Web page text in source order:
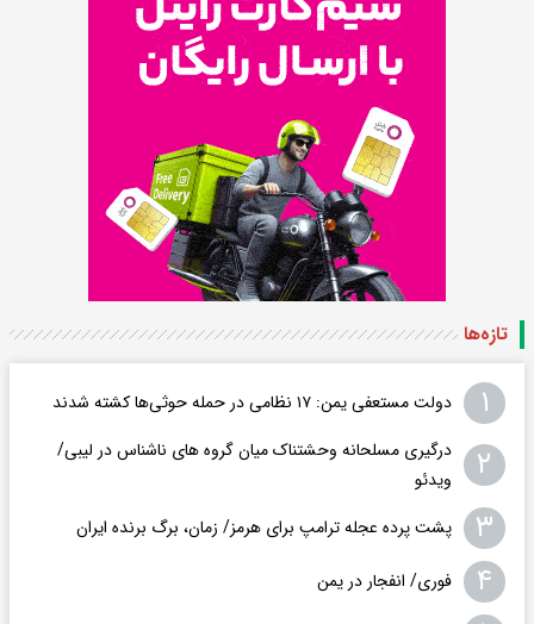
تازه‌ها
۱ دولت مستعفی یمن: ۱۷ نظامی در حمله حوثی‌ها کشته شدند
۲
درگیری مسلحانه وحشتناک میان گروه های ناشناس در لیبی/
ویدئو
۳ پشت پرده عجله ترامپ برای هرمز/ زمان، برگ برنده ایران
۴ فوری/ انفجار در یمن